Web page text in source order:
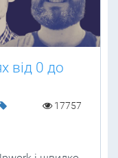
від 0 до
17757